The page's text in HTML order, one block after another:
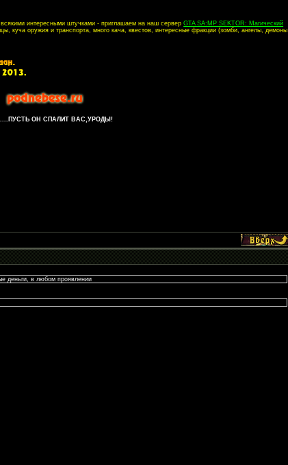
интересными штучками - приглашаем на наш серверGTA SA:MP SEKTOR: Магический
куча оружия и транспорта, много кача, квестов, интересные фракции (зомби, ангелы, демоны
ОН СПАЛИТ ВАС,УРОДЫ!
деньги, в любом проявлении